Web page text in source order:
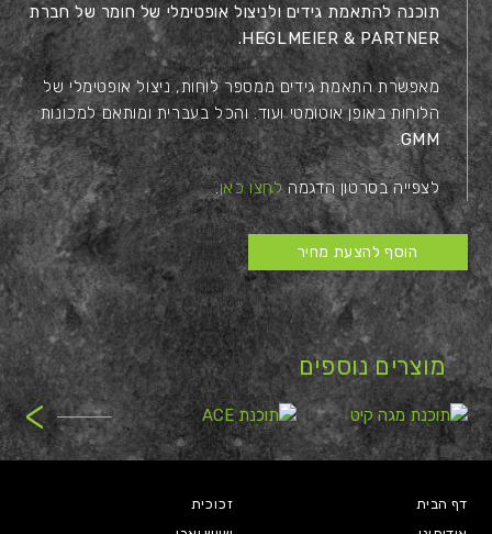
תוכנה להתאמת גידים ולניצול אופטימלי של חומר של חברת
HEGLMEIER & PARTNER.
מאפשרת התאמת גידים ממספר לוחות, ניצול אופטימלי של
הלוחות באופן אוטומטי ועוד. והכל בעברית ומותאם למכונות
GMM
.
לצפייה בסרטון הדגמהלחצו כאן.
הוסף להצעת מחיר
מוצרים נוספים
>
דף הבית
זכוכית